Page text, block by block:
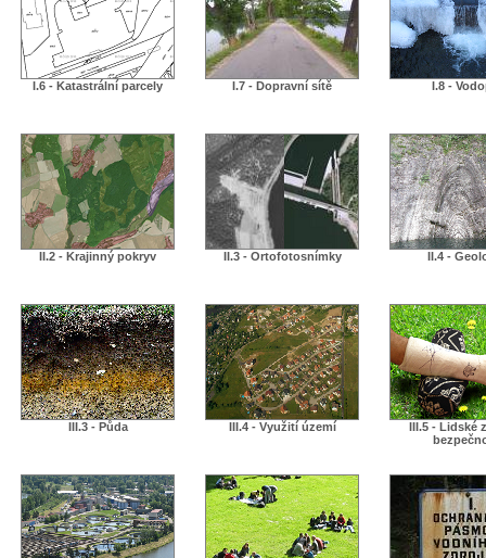
I.6 - Katastrální parcely I.7 - Dopravní sítě I.8 -
II.2 - Krajinný pokryv II.3 - Ortofotosnímky II.4 -
III.3 - Půda III.4 - Využití území
III.5 - Lidské